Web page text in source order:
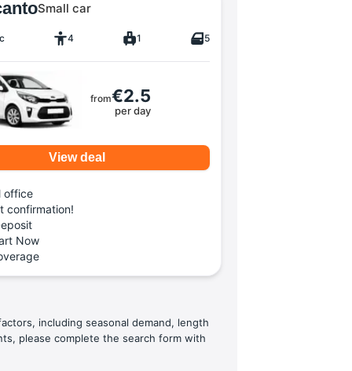
Small car
4 1 5
from€2.5
per day
View deal
office
confirmation!
Now
including seasonal demand, length
please complete the search form with